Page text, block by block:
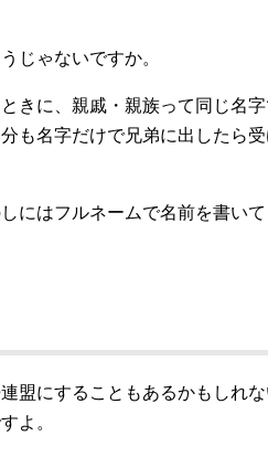
じゃないですか。
きに、親戚・親族って同じ名
も名字だけで兄弟に出したら
にはフルネームで名前を書いて
盟にすることもあるかもしれ
よ。